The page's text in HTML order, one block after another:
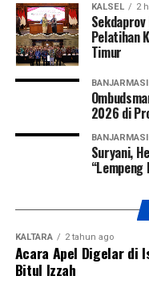
KALSEL 2
Pelatihan
Timur
2026 di
Suryani,
“Lempeng
KALTARA 2 tahun ago
Acara Apel Digelar di
Bitul Izzah